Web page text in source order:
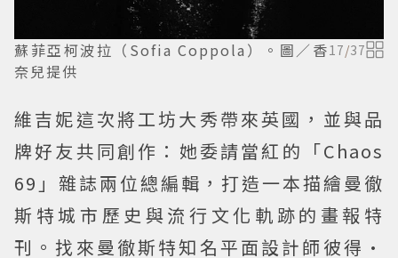
蘇菲亞柯波拉（Sofia Coppola）。圖／香
奈兒提供
17/37
維吉妮這次將工坊大秀帶來英國，並與品
牌好友共同創作：她委請當紅的「Chaos
69」雜誌兩位總編輯，打造一本描繪曼徹
斯特城市歷史與流行文化軌跡的畫報特
刊。找來曼徹斯特知名平面設計師彼得·